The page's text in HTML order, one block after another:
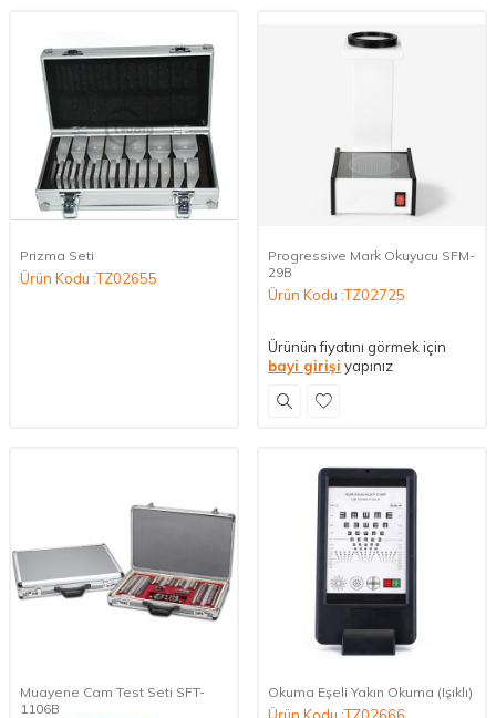
Prizma Seti
Ürün Kodu :TZ02655
Progressive Mark Okuyucu SFM-
29B
Ürün Kodu :TZ02725
Ürünün fiyatını görmek için
bayi girişi yapınız
Muayene Cam Test Seti SFT-
1106B
Okuma Eşeli Yakın Okuma (Işıklı)